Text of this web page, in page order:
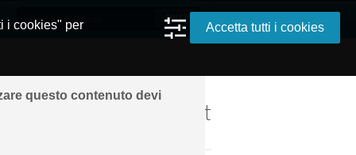
questo contenuto devi
ovunque grazie a Internet
i cookies" per
Accetta tutti i cookies